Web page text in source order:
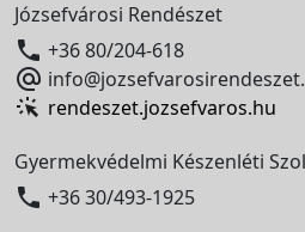
Józsefvárosi Rendészet
 +36 80/204-618

rendeszet.jozsefvaros.hu
Gyermekvédelmi Készenléti
 +36 30/493-1925